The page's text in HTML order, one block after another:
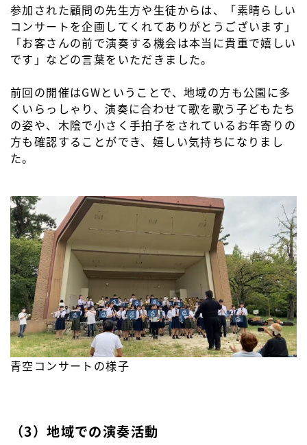
参加された顧問の先生方や生徒からは、「素晴らしい
コンサートを企画してくれてありがとうございます」
「お客さんの前で演奏する機会は本当に貴重で嬉しい
です」などの言葉をいただきました。
前回の開催はGWということで、地域の方も公園に多
くいらっしゃり、演奏に合わせて歌を歌う子どもたち
の姿や、木陰で小さく手拍子をされているお年寄りの
方も確認することができ、嬉しい気持ちになりまし
た。
青空コンサートの様子
（3）地域での演奏活動